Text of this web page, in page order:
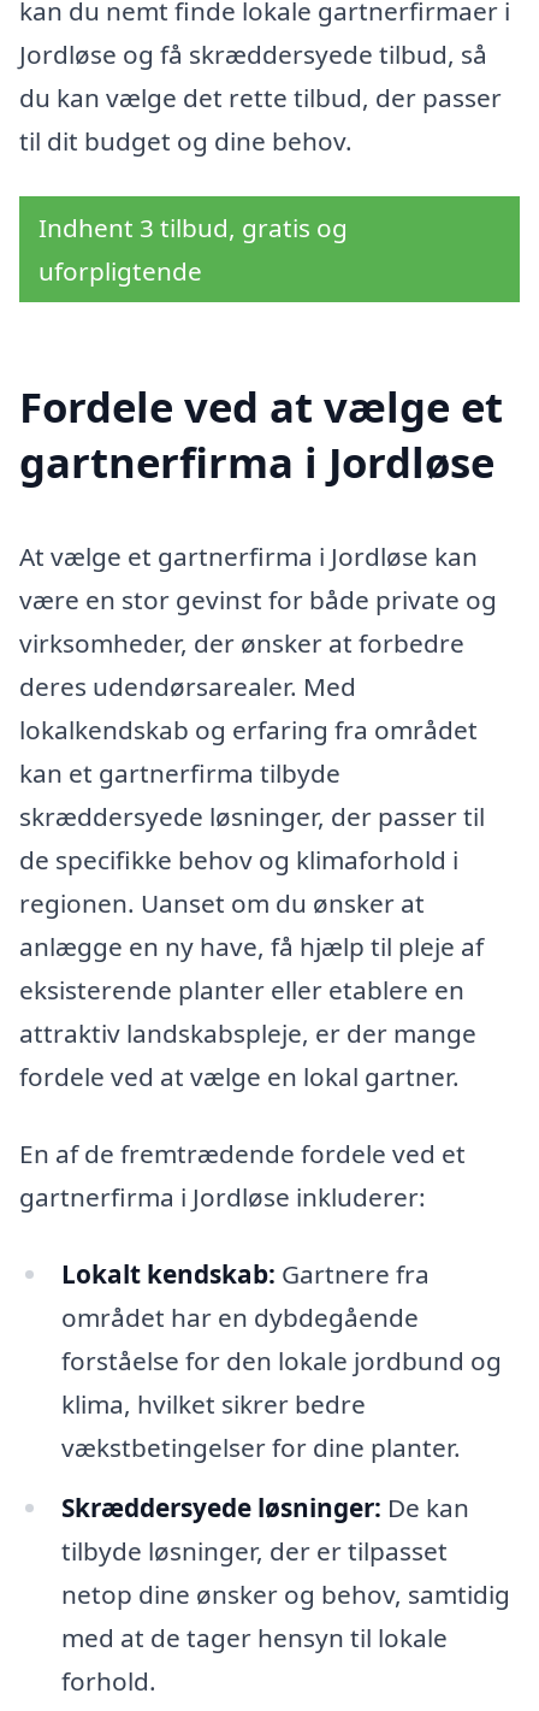
kan du nemt finde lokale gartnerfirmaer i
Jordløse og få skræddersyede tilbud, så
du kan vælge det rette tilbud, der passer
til dit budget og dine behov.
Indhent 3 tilbud, gratis og
uforpligtende
Fordele ved at vælge et
gartnerfirma i Jordløse
At vælge et gartnerfirma i Jordløse kan
være en stor gevinst for både private og
virksomheder, der ønsker at forbedre
deres udendørsarealer. Med
lokalkendskab og erfaring fra området
kan et gartnerfirma tilbyde
skræddersyede løsninger, der passer til
de specifikke behov og klimaforhold i
regionen. Uanset om du ønsker at
anlægge en ny have, få hjælp til pleje af
eksisterende planter eller etablere en
attraktiv landskabspleje, er der mange
fordele ved at vælge en lokal gartner.
En af de fremtrædende fordele ved et
gartnerfirma i Jordløse inkluderer:
Lokalt kendskab: Gartnere fra
området har en dybdegående
forståelse for den lokale jordbund og
klima, hvilket sikrer bedre
vækstbetingelser for dine planter.
Skræddersyede løsninger: De kan
tilbyde løsninger, der er tilpasset
netop dine ønsker og behov, samtidig
med at de tager hensyn til lokale
forhold.